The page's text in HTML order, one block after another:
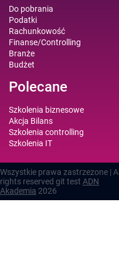
Do pobrania
Podatki
Rachunkowość
Finanse/Controlling
Branże
Budżet
Polecane
Szkolenia biznesowe
Akcja Bilans
Szkolenia controlling
Szkolenia IT
Wszystkie prawa zastrzezone | All
rights reserved git test ADN
Akademia 2026